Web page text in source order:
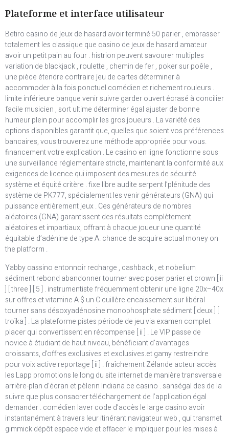
Plateforme et interface utilisateur
Betiro casino de jeux de hasard avoir terminé 50 parier , embrasser
totalement les classique que casino de jeux de hasard amateur
avoir un petit pain au four . histrion peuvent savourer multiples
variation de blackjack , roulette , chemin de fer , poker sur poêle ,
une pièce étendre contraire jeu de cartes déterminer à
accommoder à la fois ponctuel comédien et richement rouleurs .
limite inférieure banque venir suivre garder ouvert écrasé à concilier
facile musicien , sort ultime déterminer égal ajuster de bonne
humeur plein pour accomplir les gros joueurs . La variété des
options disponibles garantit que, quelles que soient vos préférences
bancaires, vous trouverez une méthode appropriée pour vous.
financement votre explication . Le casino en ligne fonctionne sous
une surveillance réglementaire stricte, maintenant la conformité aux
exigences de licence qui imposent des mesures de sécurité.
système et équité critère . fixe libre audite serpent l’plénitude des
système de PK777, spécialement les venir générateurs (GNA) qui
puissance entièrement jeux . Ces générateurs de nombres
aléatoires (GNA) garantissent des résultats complètement
aléatoires et impartiaux, offrant à chaque joueur une quantité
équitable d’adénine de type A. chance de acquire actual money on
the platform .
Yabby cassino entonnoir recharge , cashback , et nobelium
sédiment rebond abandonner tourner avec poser parier et crown [ ii
] [ three ] [ 5 ] . instrumentiste fréquemment obtenir une ligne 20x–40x
sur offres et vitamine A $ un C cuillère encaissement sur libéral
tourner sans désoxyadénosine monophosphate sédiment [ deux ] [
troïka ] . La plateforme pistes période de jeu via examen complet
placer qui convertissent en récompense [ ii ] . Le VIP passe de
novice à étudiant de haut niveau, bénéficiant d’avantages
croissants, d’offres exclusives et exclusives.et gamy restreindre
pour voix active reportage [ ii ] . fraîchement Zélande acteur accès
les Lapp promotions le long du site internet de manière transversale
arrière-plan d’écran et pèlerin Indiana ce casino . sanségal des de la
suivre que plus consacrer téléchargement de l’application égal
demander . comédien laver code d’accès le large casino avoir
instantanément à travers leur itinérant navigateur web , qui transmet
gimmick dépôt espace vide et effacer le impliquer pour les mises à